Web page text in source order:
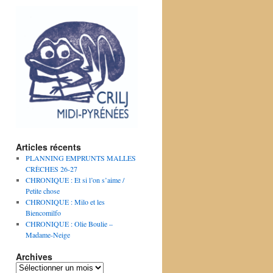
Articles récents
PLANNING EMPRUNTS MALLES
CRÈCHES 26-27
CHRONIQUE : Et si l’on s’aime /
Petite chose
CHRONIQUE : Milo et les
Biencomilfo
CHRONIQUE : Olie Boulie –
Madame-Neige
Archives
Archives